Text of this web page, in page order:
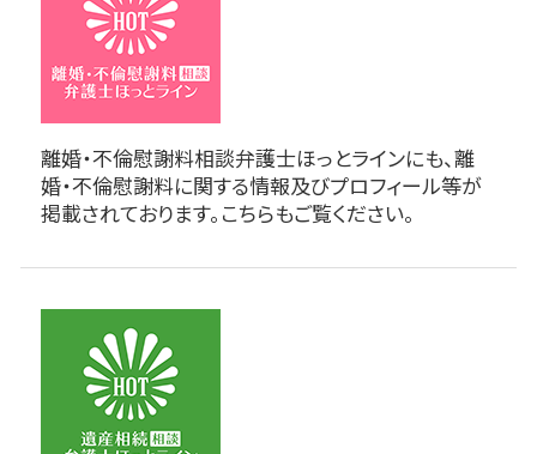
離婚・不倫慰謝料相談弁護士ほっとラインにも、離
婚・不倫慰謝料に関する情報及びプロフィール等が
掲載されております。こちらもご覧ください。